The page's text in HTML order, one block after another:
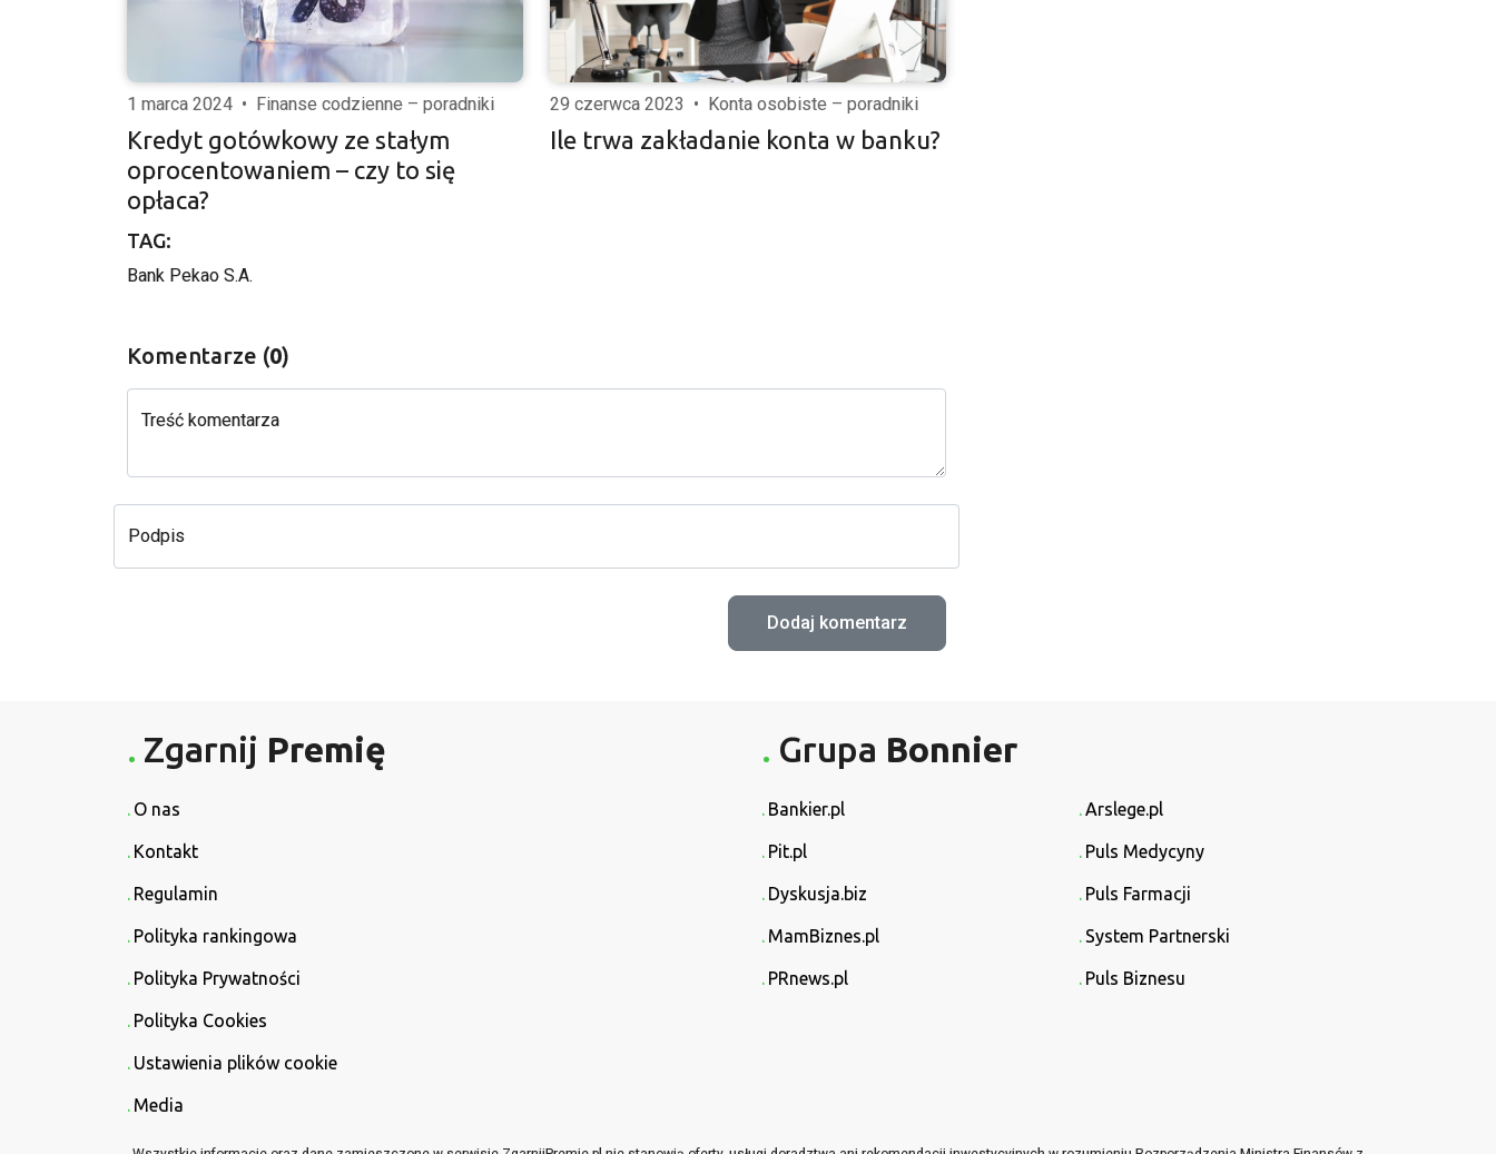
1 marca 2024 • Finanse codzienne – poradniki
Kredyt gotówkowy ze stałym
oprocentowaniem – czy to się
opłaca?
29 czerwca 2023 • Konta osobiste – poradniki
Ile trwa zakładanie konta w banku?
TAG:
Bank Pekao S.A.
Komentarze (0)
Treść komentarza
Podpis
Zgarnij Premię
O nas
Kontakt
Regulamin
Polityka rankingowa
Polityka Prywatności
Polityka Cookies
Ustawienia plików cookie
Media
Grupa Bonnier
Bankier.pl
Pit.pl
Dyskusja.biz
MamBiznes.pl
PRnews.pl
Arslege.pl
Puls Medycyny
Puls Farmacji
System Partnerski
Puls Biznesu